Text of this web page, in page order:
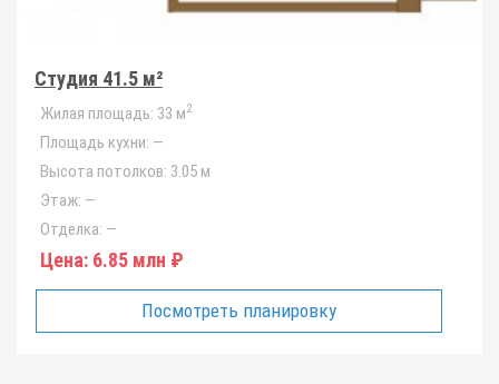
Студия 41.5 м²
Жилая площадь: 33 м2
Площадь кухни: —
Высота потолков: 3.05 м
Этаж: —
Отделка: —
Цена: 6.85 млн ₽
Посмотреть планировку